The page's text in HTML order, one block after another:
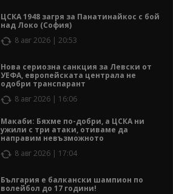
ЦСКА 1948 загря за Панатинайкос с бой
над Локо (София)
8 авг 2026 | 20:53
Нова сериозна санкция за Левски от
УЕФА, европейската централа не
одобри транспарант
8 авг 2026 | 16:06
Макаби: Бяхме по-добри, а ЦСКА ни
ужили с три атаки, отиваме да
направим невъзможното
8 авг 2026 | 17:04
България е балкански шампион по
волейбол до 17 години!